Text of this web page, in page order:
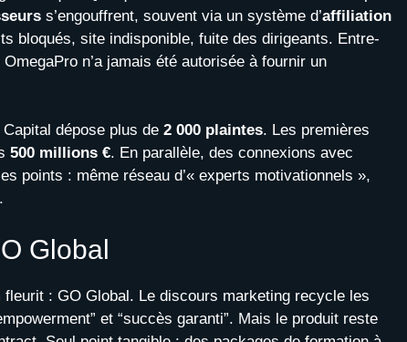
s’engouffrent, souvent via un système d’affiliation
bloqués, site indisponible, fuite des dirigeants. Entre-
n’a jamais été autorisée à fournir un
dépose plus de 2 000 plaintes. Les premières
500 millions €. En parallèle, des connexions avec
points : même réseau d’« experts motivationnels »,
Global
: GO Global. Le discours marketing recycle les
et “succès garanti”. Mais le produit reste